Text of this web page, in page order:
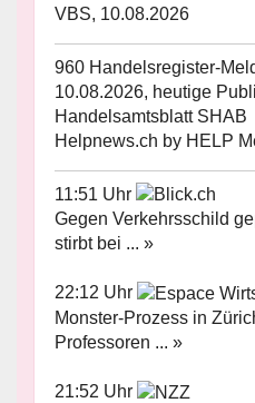
VBS, 10.08.2026
960 Handelsregister-
10.08.2026, heutige
Handelsamtsblatt SHAB
Helpnews.ch by HELP
11:51 Uhr
Gegen Verkehrsschild
stirbt bei ... »
22:12 Uhr
Monster-Prozess in
Professoren ... »
21:52 Uhr